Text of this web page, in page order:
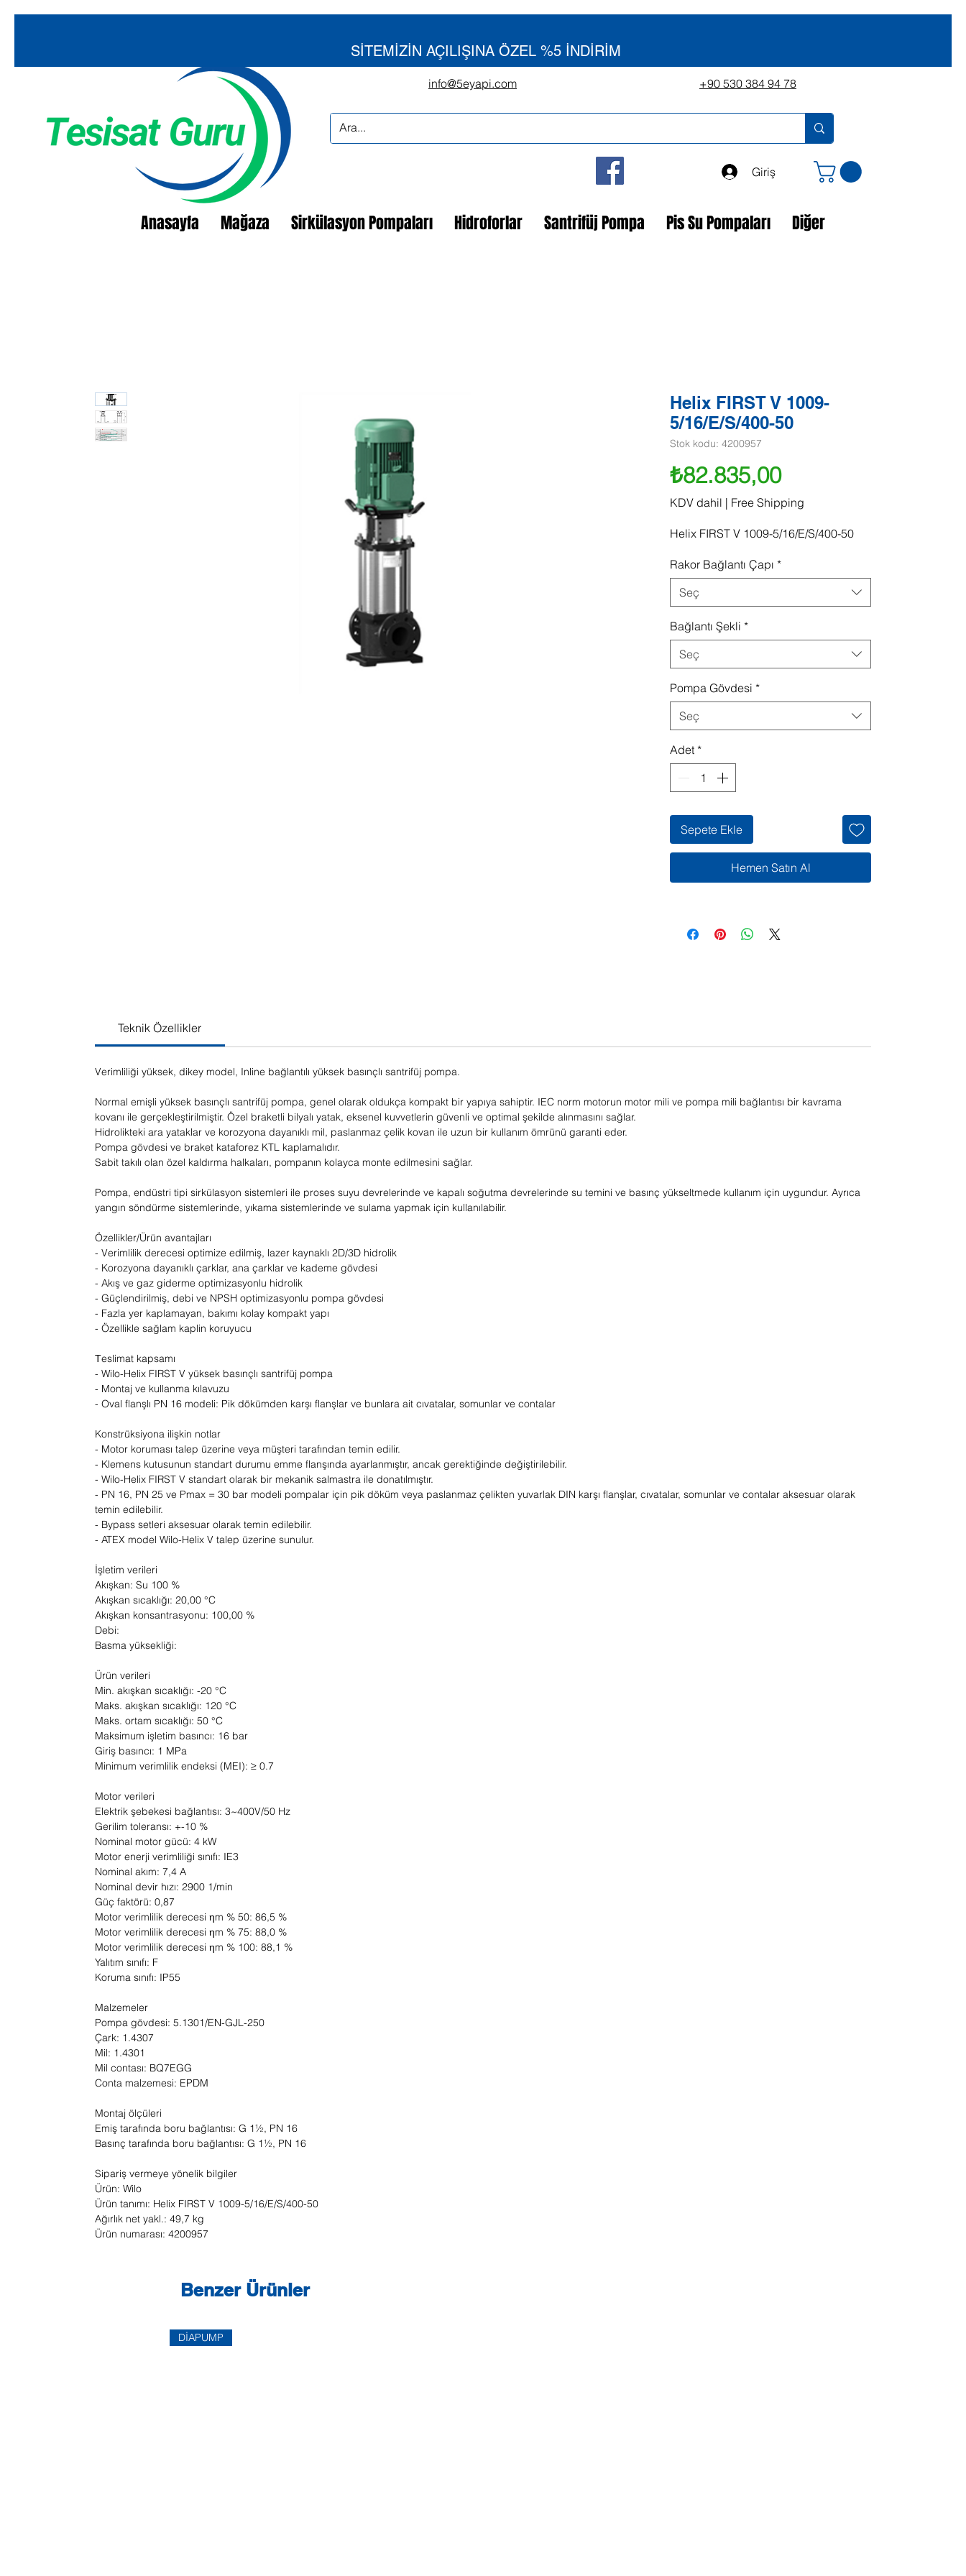
SİTEMİZİN AÇILIŞINA ÖZEL %5 İNDİRİM
Giriş
Anasayfa Mağaza Sirkülasyon Pompaları Hidroforlar Santrifüj Pompa Pis Su Pompaları Diğer
+90 530 384 94 78
info@5eyapi.com
Helix FIRST V 1009-
5/16/E/S/400-50
Stok kodu: 4200957
₺82.835,00Fiyat
KDV dahil | Free Shipping
Helix FIRST V 1009-5/16/E/S/400-50
Rakor Bağlantı Çapı *
Seç
Bağlantı Şekli *
Seç
Pompa Gövdesi *
Seç
Adet *
Sepete Ekle
Hemen Satın Al
Teknik Özellikler
Verimliliği yüksek, dikey model, Inline bağlantılı yüksek basınçlı santrifüj pompa.
Normal emişli yüksek basınçlı santrifüj pompa, genel olarak oldukça kompakt bir yapıya sahiptir. IEC norm motorun motor mili ve pompa mili bağlantısı bir kavrama
kovanı ile gerçekleştirilmiştir. Özel braketli bilyalı yatak, eksenel kuvvetlerin güvenli ve optimal şekilde alınmasını sağlar.
Hidrolikteki ara yataklar ve korozyona dayanıklı mil, paslanmaz çelik kovan ile uzun bir kullanım ömrünü garanti eder.
Pompa gövdesi ve braket kataforez KTL kaplamalıdır.
Sabit takılı olan özel kaldırma halkaları, pompanın kolayca monte edilmesini sağlar.
Pompa, endüstri tipi sirkülasyon sistemleri ile proses suyu devrelerinde ve kapalı soğutma devrelerinde su temini ve basınç yükseltmede kullanım için uygundur. Ayrıca
yangın söndürme sistemlerinde, yıkama sistemlerinde ve sulama yapmak için kullanılabilir.
Özellikler/Ürün avantajları
- Verimlilik derecesi optimize edilmiş, lazer kaynaklı 2D/3D hidrolik
- Korozyona dayanıklı çarklar, ana çarklar ve kademe gövdesi
- Akış ve gaz giderme optimizasyonlu hidrolik
- Güçlendirilmiş, debi ve NPSH optimizasyonlu pompa gövdesi
- Fazla yer kaplamayan, bakımı kolay kompakt yapı
- Özellikle sağlam kaplin koruyucu
Тeslimat kapsamı
- Wilo-Helix FIRST V yüksek basınçlı santrifüj pompa
- Montaj ve kullanma kılavuzu
- Oval flanşlı PN 16 modeli: Pik dökümden karşı flanşlar ve bunlara ait cıvatalar, somunlar ve contalar
Konstrüksiyona ilişkin notlar
- Motor koruması talep üzerine veya müşteri tarafından temin edilir.
- Klemens kutusunun standart durumu emme flanşında ayarlanmıştır, ancak gerektiğinde değiştirilebilir.
- Wilo-Helix FIRST V standart olarak bir mekanik salmastra ile donatılmıştır.
- PN 16, PN 25 ve Pmax = 30 bar modeli pompalar için pik döküm veya paslanmaz çelikten yuvarlak DIN karşı flanşlar, cıvatalar, somunlar ve contalar aksesuar olarak
temin edilebilir.
- Bypass setleri aksesuar olarak temin edilebilir.
- ATEX model Wilo-Helix V talep üzerine sunulur.
İşletim verileri
Akışkan: Su 100 %
Akışkan sıcaklığı: 20,00 °C
Akışkan konsantrasyonu: 100,00 %
Debi:
Basma yüksekliği:
Ürün verileri
Min. akışkan sıcaklığı: -20 °C
Maks. akışkan sıcaklığı: 120 °C
Maks. ortam sıcaklığı: 50 °C
Maksimum işletim basıncı: 16 bar
Giriş basıncı: 1 MPa
Minimum verimlilik endeksi (MEI): ≥ 0.7
Motor verileri
Elektrik şebekesi bağlantısı: 3~400V/50 Hz
Gerilim toleransı: +-10 %
Nominal motor gücü: 4 kW
Motor enerji verimliliği sınıfı: IE3
Nominal akım: 7,4 A
Nominal devir hızı: 2900 1/min
Güç faktörü: 0,87
Motor verimlilik derecesi ηm % 50: 86,5 %
Motor verimlilik derecesi ηm % 75: 88,0 %
Motor verimlilik derecesi ηm % 100: 88,1 %
Yalıtım sınıfı: F
Koruma sınıfı: IP55
Malzemeler
Pompa gövdesi: 5.1301/EN-GJL-250
Çark: 1.4307
Mil: 1.4301
Mil contası: BQ7EGG
Conta malzemesi: EPDM
Montaj ölçüleri
Emiş tarafında boru bağlantısı: G 1½, PN 16
Basınç tarafında boru bağlantısı: G 1½, PN 16
Sipariş vermeye yönelik bilgiler
Ürün: Wilo
Ürün tanımı: Helix FIRST V 1009-5/16/E/S/400-50
Ağırlık net yakl.: 49,7 kg
Ürün numarası: 4200957
Benzer Ürünler
DİAPUMP